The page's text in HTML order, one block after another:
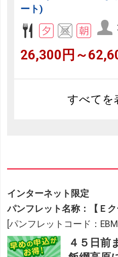
ート)
26,300円～
すべてを
インターネット限定
パンフレット名称：【Ｅ
[パンフレットコード：
４５日前